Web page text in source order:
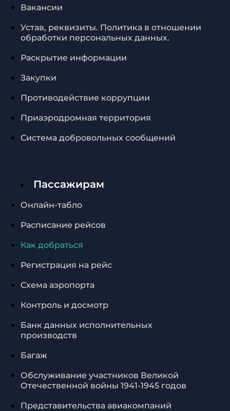
Вакансии
Устав, реквизиты. Политика в отношении
обработки персональных данных.
Раскрытие информации
Закупки
Противодействие коррупции
Приаэродромная территория
Система добровольных сообщений
Пассажирам
Онлайн-табло
Расписание рейсов
Как добраться
Регистрация на рейс
Схема аэропорта
Контроль и досмотр
Банк данных исполнительных
производств
Багаж
Обслуживание участников Великой
Отечественной войны 1941-1945 годов
Представительства авиакомпаний